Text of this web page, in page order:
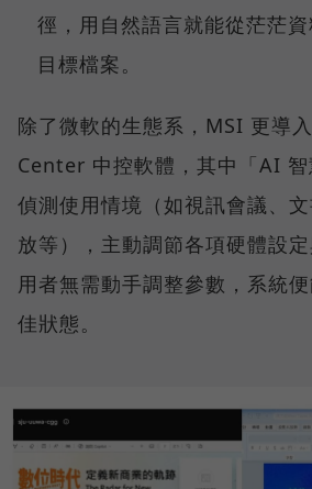
徑，用自然語言就能從茫茫
目標檔案。
除了微軟的生態系，MSI 更導
Center 中控軟體，其中「AI
偵測使用情境（如視訊會議、
放等），主動調節各項硬體設
用者無需動手調整參數，系統
佳狀態。